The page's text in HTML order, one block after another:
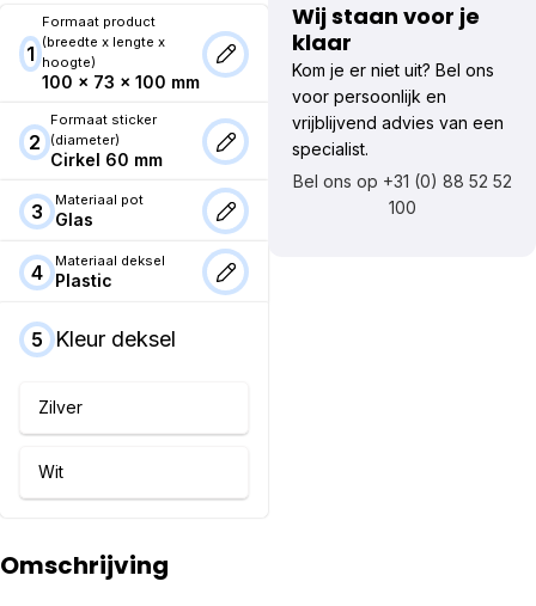
1
Formaat product
(breedte x lengte x
hoogte)
100 x 73 x 100 mm
2
Formaat sticker
(diameter)
Cirkel 60 mm
3 Materiaal pot
Glas
4 Materiaal deksel
Plastic
5 Kleur deksel
Zilver
Wit
Wij staan voor je
klaar
Kom je er niet uit? Bel ons
voor persoonlijk en
vrijblijvend advies van een
specialist.
Bel ons op +31 (0) 88 52 52
100
Omschrijving